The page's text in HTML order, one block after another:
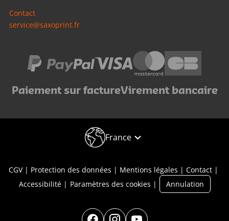
Contact
service@saxoprint.fr
Paiement sur factureVirement bancaire
France
CGV Protection des données Mentions légales
Contact
Accessibilité
Paramètres des cookies Annulation